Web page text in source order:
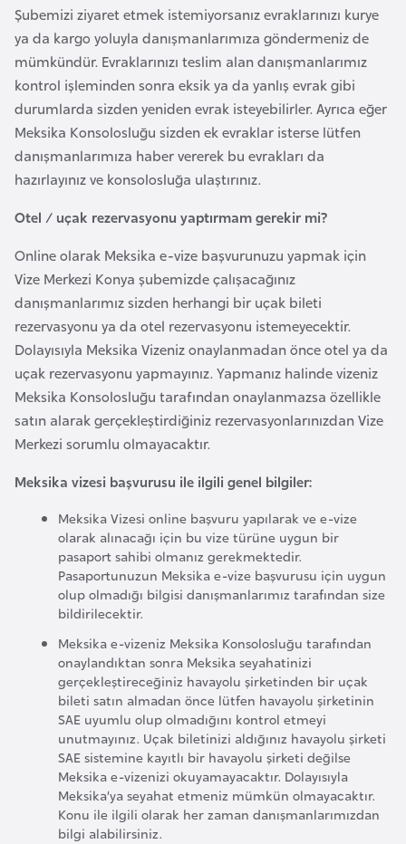
Şubemizi ziyaret etmek istemiyorsanız evraklarınızı kurye
ya da kargo yoluyla danışmanlarımıza göndermeniz de
mümkündür. Evraklarınızı teslim alan danışmanlarımız
kontrol işleminden sonra eksik ya da yanlış evrak gibi
durumlarda sizden yeniden evrak isteyebilirler. Ayrıca eğer
Meksika Konsolosluğu sizden ek evraklar isterse lütfen
danışmanlarımıza haber vererek bu evrakları da
hazırlayınız ve konsolosluğa ulaştırınız.
Otel / uçak rezervasyonu yaptırmam gerekir mi?
Online olarak Meksika e-vize başvurunuzu yapmak için
Vize Merkezi Konya şubemizde çalışacağınız
danışmanlarımız sizden herhangi bir uçak bileti
rezervasyonu ya da otel rezervasyonu istemeyecektir.
Dolayısıyla Meksika Vizeniz onaylanmadan önce otel ya da
uçak rezervasyonu yapmayınız. Yapmanız halinde vizeniz
Meksika Konsolosluğu tarafından onaylanmazsa özellikle
satın alarak gerçekleştirdiğiniz rezervasyonlarınızdan Vize
Merkezi sorumlu olmayacaktır.
Meksika vizesi başvurusu ile ilgili genel bilgiler:
Meksika Vizesi online başvuru yapılarak ve e-vize
olarak alınacağı için bu vize türüne uygun bir
pasaport sahibi olmanız gerekmektedir.
Pasaportunuzun Meksika e-vize başvurusu için uygun
olup olmadığı bilgisi danışmanlarımız tarafından size
bildirilecektir.
Meksika e-vizeniz Meksika Konsolosluğu tarafından
onaylandıktan sonra Meksika seyahatinizi
gerçekleştireceğiniz havayolu şirketinden bir uçak
bileti satın almadan önce lütfen havayolu şirketinin
SAE uyumlu olup olmadığını kontrol etmeyi
unutmayınız. Uçak biletinizi aldığınız havayolu şirketi
SAE sistemine kayıtlı bir havayolu şirketi değilse
Meksika e-vizenizi okuyamayacaktır. Dolayısıyla
Meksika’ya seyahat etmeniz mümkün olmayacaktır.
Konu ile ilgili olarak her zaman danışmanlarımızdan
bilgi alabilirsiniz.
o
k
r
a
t
i
k
K
n
g
B
u
l
g
a
r
s